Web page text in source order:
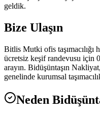
geldik.
Bize Ulaşın
Bitlis Mutki ofis
ücretsiz keşif randevusu için
arayın. Bidüşüntaşın
genelinde kurumsal
Neden